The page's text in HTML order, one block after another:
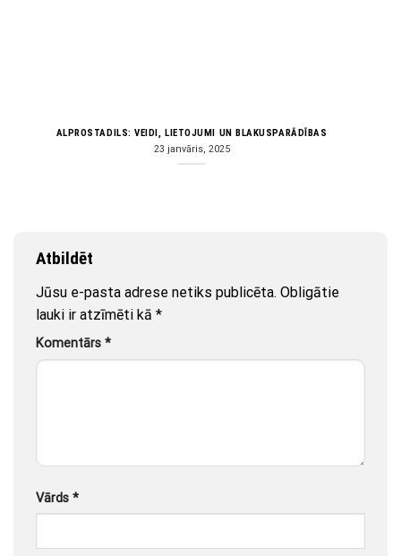
ALPROSTADILS: VEIDI, LIETOJUMI UN BLAKUSPARĀDĪBAS
23 janvāris, 2025
Atbildēt
Jūsu e-pasta adrese netiks publicēta. Obligātie
lauki ir atzīmēti kā *
Komentārs *
Vārds *